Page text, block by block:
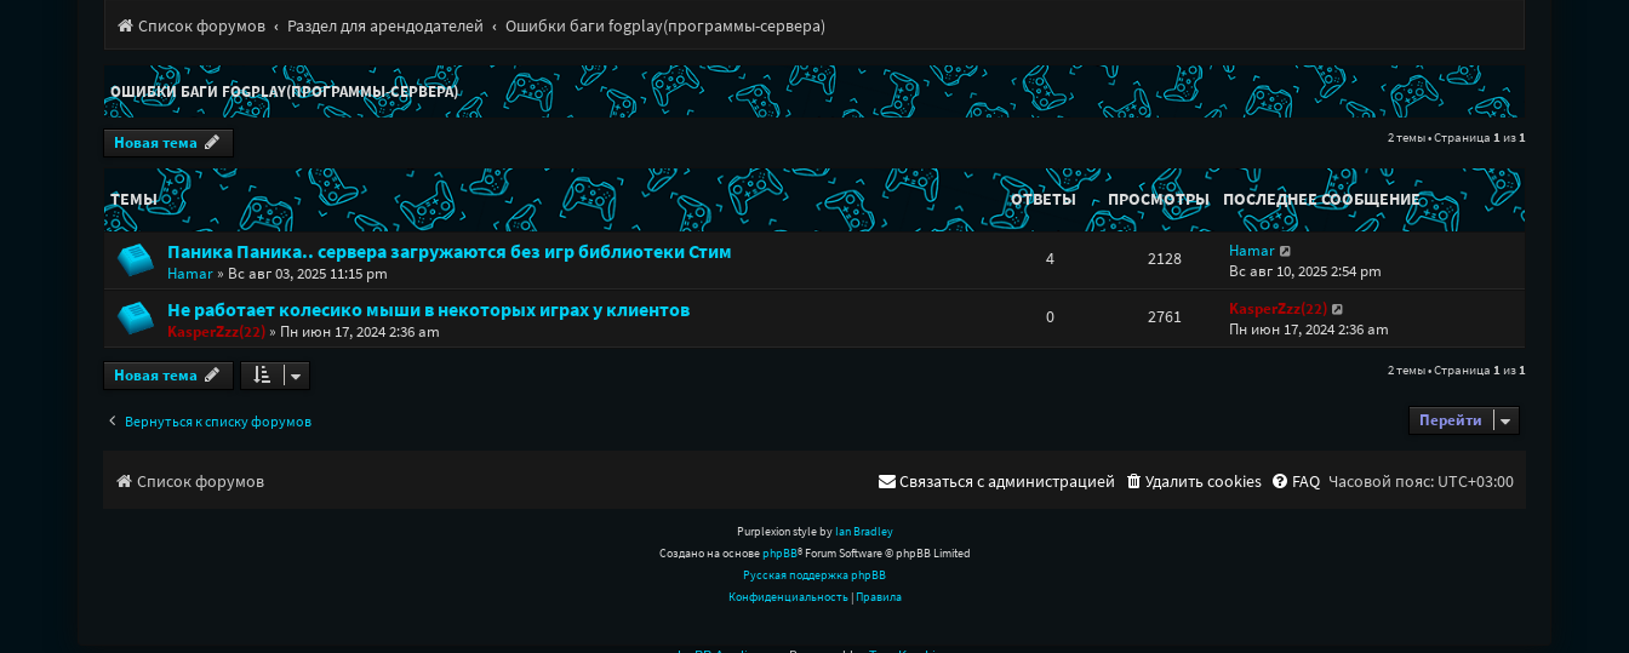
Список форумов Раздел для арендодателей Ошибки баги fogplay(программы-сервера)
ОШИБКИ БАГИ FOGPLAY(ПРОГРАММЫ-СЕРВЕРА)
Новая тема 2 темы • Страница 1 из 1
ТЕМЫ ОТВЕТЫ ПРОСМОТРЫ ПОСЛЕДНЕЕ СООБЩЕНИЕ
Паника Паника.. сервера загружаются без игр библиотеки Стим
Hamar» Вс авг 03, 2025 11:15 pm
4 2128
Hamar
Вс авг 10, 2025 2:54 pm
Не работает колесико мыши в некоторых играх у клиентов
KasperZzz(22)» Пн июн 17, 2024 2:36 am
0 2761
KasperZzz(22)
Пн июн 17, 2024 2:36 am
Новая тема 2 темы • Страница 1 из 1
Вернуться к списку форумов Перейти
Список форумов Часовой пояс: UTC+03:00
FAQ
Удалить cookies
Связаться с администрацией
Purplexion style by Ian Bradley
Создано на основеphpBB® Forum Software © phpBB Limited
Русская поддержка phpBB
Конфиденциальность| Правила